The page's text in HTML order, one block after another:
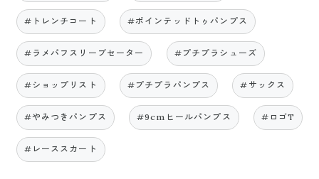
#トレンチコート #ポインテッドトゥパンプス
#ラメパフスリーブセーター #プチプラシューズ
#ショップリスト #プチプラパンプス #サックス
#やみつきパンプス #9cmヒールパンプス #ロゴT
#レーススカート